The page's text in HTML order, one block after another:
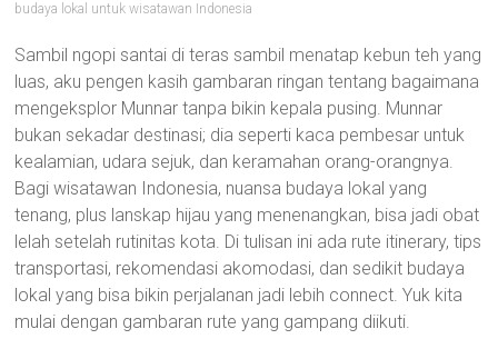
budaya lokal untuk wisatawan Indonesia
Sambil ngopi santai di teras sambil menatap kebun teh yang
luas, aku pengen kasih gambaran ringan tentang bagaimana
mengeksplor Munnar tanpa bikin kepala pusing. Munnar
bukan sekadar destinasi; dia seperti kaca pembesar untuk
kealamian, udara sejuk, dan keramahan orang-orangnya.
Bagi wisatawan Indonesia, nuansa budaya lokal yang
tenang, plus lanskap hijau yang menenangkan, bisa jadi obat
lelah setelah rutinitas kota. Di tulisan ini ada rute itinerary, tips
transportasi, rekomendasi akomodasi, dan sedikit budaya
lokal yang bisa bikin perjalanan jadi lebih connect. Yuk kita
mulai dengan gambaran rute yang gampang diikuti.